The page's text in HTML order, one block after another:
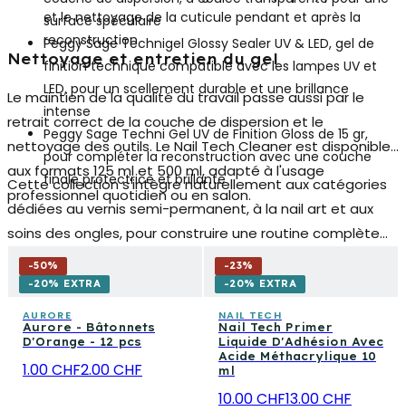
et le nettoyage de la cuticule pendant et après la
reconstruction
surface spéculaire
Peggy Sage Technigel Glossy Sealer UV & LED, gel de
finition technique compatible avec les lampes UV et
LED, pour un scellement durable et une brillance
intense
Peggy Sage Techni Gel UV de Finition Gloss de 15 gr,
pour compléter la reconstruction avec une couche
finale protectrice et brillante
Nettoyage et entretien du gel
Le maintien de la qualité du travail passe aussi par le
retrait correct de la couche de dispersion et le
nettoyage des outils. Le Nail Tech Cleanerest disponible
aux formats 125 ml et 500 ml, adapté à l'usage
professionnel quotidien ou en salon.
Cette collection s'intègre naturellement aux catégories
dédiées au vernis semi-permanent, à la nail art et aux
soins des ongles, pour construire une routine complète
qui va de la préparation à la décoration jusqu'à
l'entretien. Qu'il s'agisse d'un usage domestique ou
qu'il faut pour obtenir des ongles reconstruits résistants,
bien modelés et visuellement impeccables.
-50%
-20% EXTRA
AURORE
Aurore - Bâtonnets
D'Orange - 12 pcs
1.00 CHF2.00 CHF
-23%
-20% EXTRA
NAIL TECH
Nail Tech Primer
Liquide D'Adhésion Avec
Acide Méthacrylique 10
ml
10.00 CHF13.00 CHF